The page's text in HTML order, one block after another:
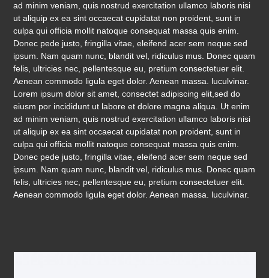
ad minim veniam, quis nostrud exercitation ullamco laboris nisi
ut aliquip ex ea sint occaecat cupidatat non proident, sunt in
culpa qui officia mollit natoque consequat massa quis enim.
Donec pede justo, fringilla vitae, eleifend acer sem neque sed
ipsum. Nam quam nunc, blandit vel, ridiculus mus. Donec quam
felis, ultricies nec, pellentesque eu, pretium consectetuer elit.
Aenean commodo ligula eget dolor. Aenean massa. luculvinar.
Lorem ipsum dolor sit amet, consectet adipiscing elit,sed do
eiusm por incididunt ut labore et dolore magna aliqua. Ut enim
ad minim veniam, quis nostrud exercitation ullamco laboris nisi
ut aliquip ex ea sint occaecat cupidatat non proident, sunt in
culpa qui officia mollit natoque consequat massa quis enim.
Donec pede justo, fringilla vitae, eleifend acer sem neque sed
ipsum. Nam quam nunc, blandit vel, ridiculus mus. Donec quam
felis, ultricies nec, pellentesque eu, pretium consectetuer elit.
Aenean commodo ligula eget dolor. Aenean massa. luculvinar.